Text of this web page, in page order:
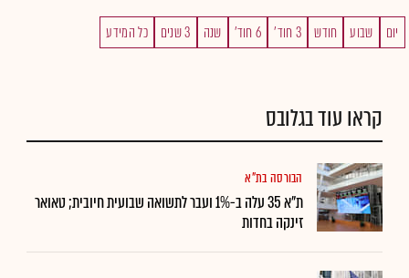
יום שבוע חודש 3 חוד' 6 חוד' שנה 3 שנים כל המידע
קראו עוד בגלובס
הבורסה בת"א
ת"א 35 עלה ב-1% ועבר לתשואה שבועית חיובית; טאואר
זינקה בחדות